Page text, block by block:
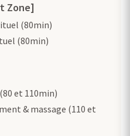
Zone]
(80min)
(80min)
et 110min)
& massage (110 et